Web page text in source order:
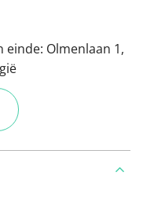
einde: Olmenlaan 1,